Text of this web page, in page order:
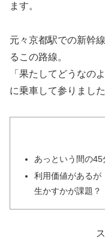
ます。
元々京都駅での新幹
るこの路線。
「果たしてどうなの
に乗車して参りました
あっという間の45
利用価値があるが
生かすかが課題？